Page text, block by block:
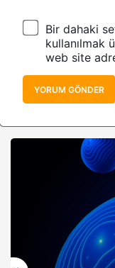
Bir dahaki
kullanılmak
web site
YORUM GÖNDER